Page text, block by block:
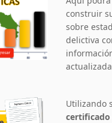
construir
sobre
delictiva
Utilizando